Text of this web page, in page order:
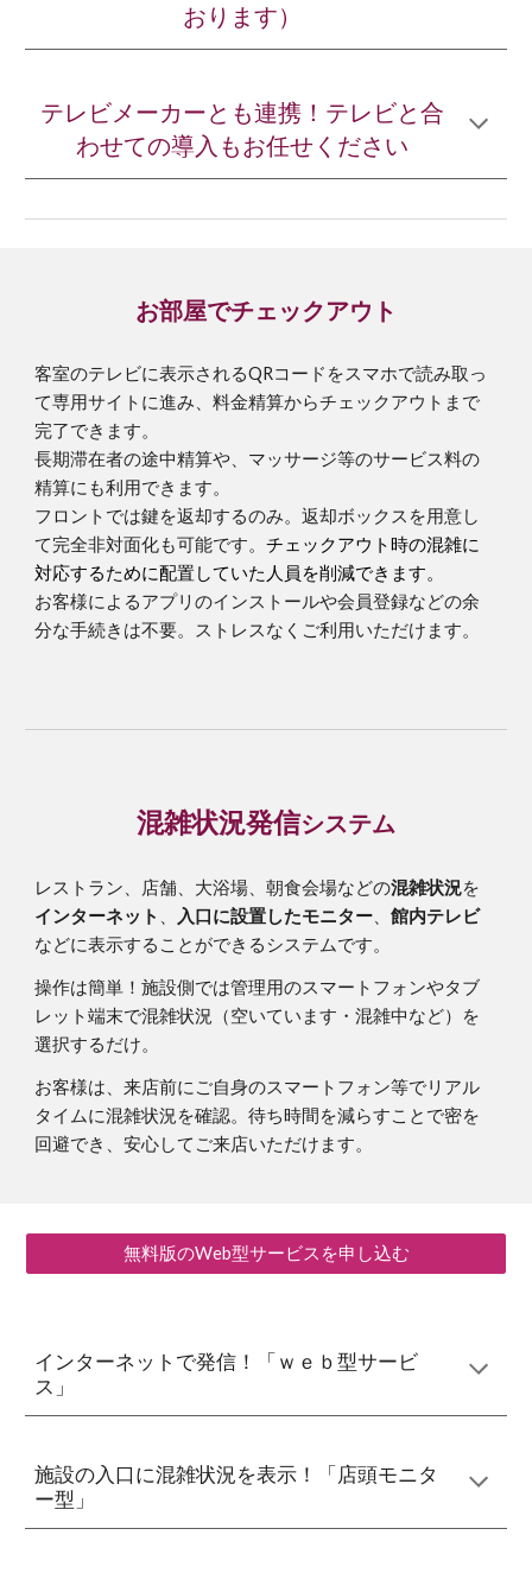
おります）
テレビメーカーとも連携！テレビと合
わせての導入もお任せください
お部屋でチェックアウト
客室のテレビに表示されるQRコードをスマホで読み取っ
て専用サイトに進み、料金精算からチェックアウトまで
完了できます。
長期滞在者の途中精算や、マッサージ等のサービス料の
精算にも利用できます。
フロントでは鍵を返却するのみ。返却ボックスを用意し
て完全非対面化も可能です。チェックアウト時の混雑に
対応するために配置していた人員を削減できます。
お客様によるアプリのインストールや会員登録などの余
分な手続きは不要。ストレスなくご利用いただけます。
混雑状況発信システム
レストラン、店舗、大浴場、朝食会場などの混雑状況を
インターネット
入口に設置したモニター 、館内テレビ
などに表示することができるシステムです。
操作は簡単！施設側では管理用のスマートフォンやタブ
レット端末で混雑状況（空いています・混雑中など）を
選択するだけ。
お客様は、来店前にご自身のスマートフォン等でリアル
タイムに混雑状況を確認。待ち時間を減らすことで密を
回避でき、安心してご来店いただけます。
無料版のWeb型サービスを申し込む
インターネットで発信！「ｗｅｂ型サービ
ス」
施設の入口に混雑状況を表示！「店頭モニタ
ー型」